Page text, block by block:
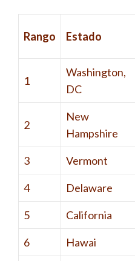
Rango Estado
1
Washington,
DC
2
New
Hampshire
3 Vermont
4 Delaware
5 California
6 Hawai